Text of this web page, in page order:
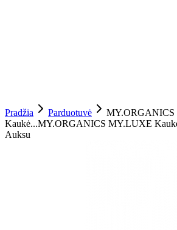
Pradžia Parduotuvė
Kaukė...MY.ORGANICS MY.LUXE
Auksu